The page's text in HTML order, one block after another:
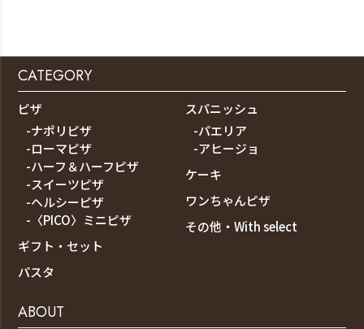
CATEGORY
ピザ
-ナポリピザ
-ローマピザ
-ハーフ＆ハーフピザ
-スイーツピザ
-ヘルシーピザ
-〈PICO〉ミニピザ
ギフト・セット
パスタ
スパニッシュ
-パエリア
-アヒージョ
ケーキ
ワンちゃんピザ
その他・With select
ABOUT